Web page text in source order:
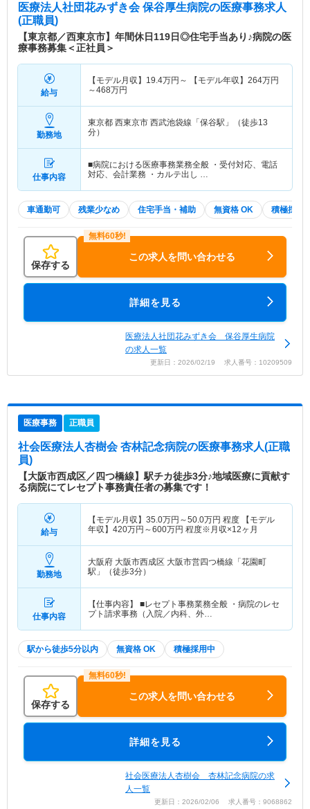
医療法人社団花みずき会 保谷厚生病院の医療事務求人
(正職員)
【東京都／西東京市】年間休日119日◎住宅手当あり♪病院の医
療事務募集＜正社員＞
給与
【モデル月収】 19.4万円～ 【モデル年収】 264万円
～468万円
勤務地
東京都 西東京市 西武池袋線「保谷駅」（徒歩13
分）
仕事内容
■病院における医療事務業務全般 ・受付対応、電話
対応、会計業務 ・カルテ出し …
車通勤可 残業少なめ 住宅手当・補助 無資格 OK 積極採用
保存する
この求人を問い合わせる
詳細を見る
医療法人社団花みずき会 保谷厚生病院
の求人一覧
更新日：2026/02/19 求人番号：10209509
医療事務 正職員
社会医療法人杏樹会 杏林記念病院の医療事務求人(正職
員)
【大阪市西成区／四つ橋線】駅チカ徒歩3分♪地域医療に貢献す
る病院にてレセプト事務責任者の募集です！
給与
【モデル月収】 35.0万円～50.0万円 程度 【モデル
年収】 420万円～600万円 程度※月収×12ヶ月
勤務地
大阪府 大阪市西成区 大阪市営四つ橋線「花園町
駅」（徒歩3分）
仕事内容
【仕事内容】 ■レセプト事務業務全般 ・病院のレセ
プト請求事務（入院／内科、外…
駅から徒歩5分以内 無資格 OK 積極採用中
保存する
この求人を問い合わせる
詳細を見る
社会医療法人杏樹会 杏林記念病院の求
人一覧
更新日：2026/02/06 求人番号：9068862